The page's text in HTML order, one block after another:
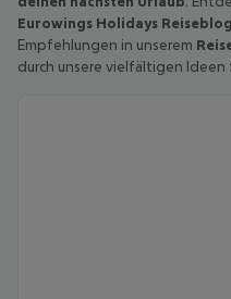
Eurowings Holidays Reiseblog
Empfehlungen in unserem
durch unsere vielfältigen Ideen